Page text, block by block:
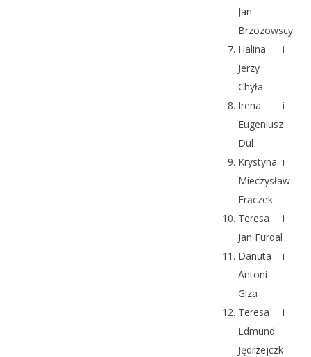
Jan
Brzozowscy
Halina i
Jerzy
Chyła
Irena i
Eugeniusz
Dul
Krystyna i
Mieczysław
Frączek
Teresa i
Jan Furdal
Danuta i
Antoni
Giza
Teresa i
Edmund
Jędrzejczk